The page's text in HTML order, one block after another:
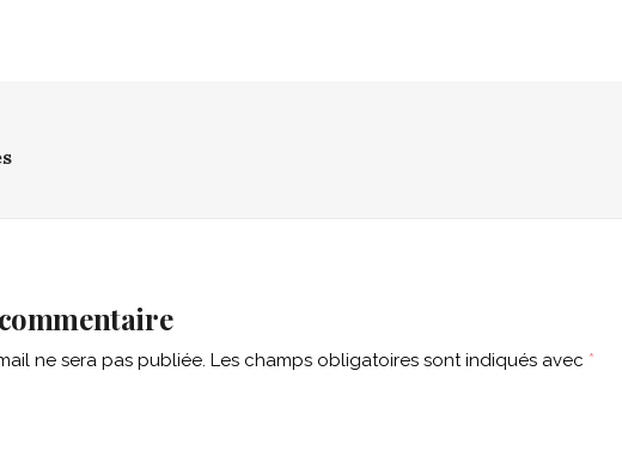
ne sera pas publiée. Les champs obligatoires sont indiqués avec *